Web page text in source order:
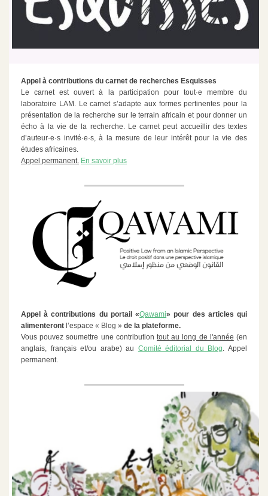
Appel à contributions du carnet de recherches Esquisses
Le carnet est ouvert à la participation pour tout·e membre du
laboratoire LAM. Le carnet s’adapte aux formes pertinentes pour la
présentation de la recherche sur le terrain africain et pour donner un
écho à la vie de la recherche. Le carnet peut accueillir des textes
d’auteur·e·s invité·e·s, à la mesure de leur intérêt pour la vie des
études africaines.
Appel permanent. En savoir plus
Appel à contributions du portail «Qawami» pour des articles qui
alimenteront l’espace « Blog » de la plateforme.
Vous pouvez soumettre une contribution tout au long de l'année (en
anglais, français et/ou arabe) au Comité éditorial du Blog. Appel
permanent.